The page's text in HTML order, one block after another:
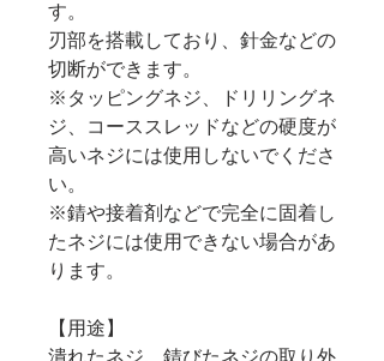
す。
刃部を搭載しており、針金などの
切断ができます。
※タッピングネジ、ドリリングネ
ジ、コーススレッドなどの硬度が
高いネジには使用しないでくださ
い。
※錆や接着剤などで完全に固着し
たネジには使用できない場合があ
ります。
【用途】
潰れたネジ、錆びたネジの取り外